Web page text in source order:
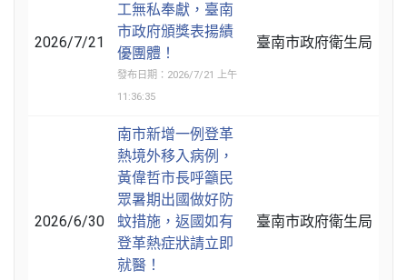
2026/7/21
工無私奉獻，臺南
市政府頒獎表揚績
優團體！
發布日期：2026/7/21 上午
11:36:35
臺南市政府衛生局
2026/6/30
南市新增一例登革
熱境外移入病例，
黃偉哲市長呼籲民
眾暑期出國做好防
蚊措施，返國如有
登革熱症狀請立即
就醫！
臺南市政府衛生局